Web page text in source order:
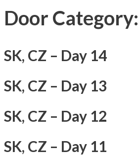
Door Category:
SK, CZ – Day 14
SK, CZ – Day 13
SK, CZ – Day 12
SK, CZ – Day 11